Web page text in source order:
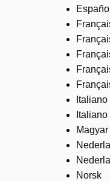
Español
Italiano
Magyar
Norsk